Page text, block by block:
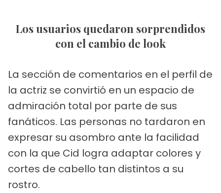
Los usuarios quedaron sorprendidos
con el cambio de look
La sección de comentarios en el perfil de
la actriz se convirtió en un espacio de
admiración total por parte de sus
fanáticos. Las personas no tardaron en
expresar su asombro ante la facilidad
con la que Cid logra adaptar colores y
cortes de cabello tan distintos a su
rostro.